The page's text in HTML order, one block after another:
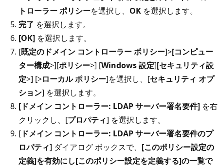
トローラー ポリシーを選択し、 OK を選択します。
完了 を選択します。
[OK] を選択します。
[既定のドメイン コントローラー ポリシー]>[コンピュー
ター構成>][ポリシー>] [Windows 設定][セキュリティ設
定>] [>ローカル ポリシー]を選択し、[セキュリティ オプ
ション] を選択します。
[ドメイン コントローラー: LDAP サーバー署名要件] を右
クリックし、[プロパティ] を選択します。
[ ドメイン コントローラー: LDAP サーバー署名要件のプ
ロパティ] ダイアログ ボックスで、 [このポリシー設定の
定義]を有効にし[このポリシー設定を定義する]の一覧で